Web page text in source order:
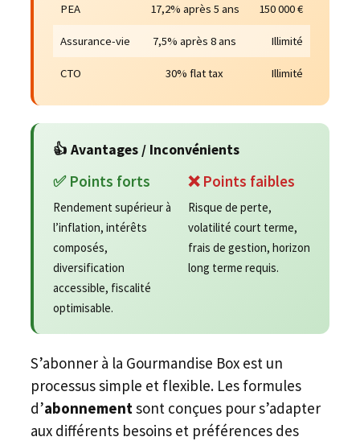
PEA 17,2% après 5 ans 150 000 €
Assurance-vie 7,5% après 8 ans Illimité
CTO 30% flat tax Illimité
👍 Avantages / Inconvénients
✅ Points forts
Rendement supérieur à
l’inflation, intérêts
composés,
diversification
accessible, fiscalité
optimisable.
❌ Points faibles
Risque de perte,
volatilité court terme,
frais de gestion, horizon
long terme requis.
S’abonner à la Gourmandise Box est un
processus simple et flexible. Les formules
d’abonnement sont conçues pour s’adapter
aux différents besoins et préférences des